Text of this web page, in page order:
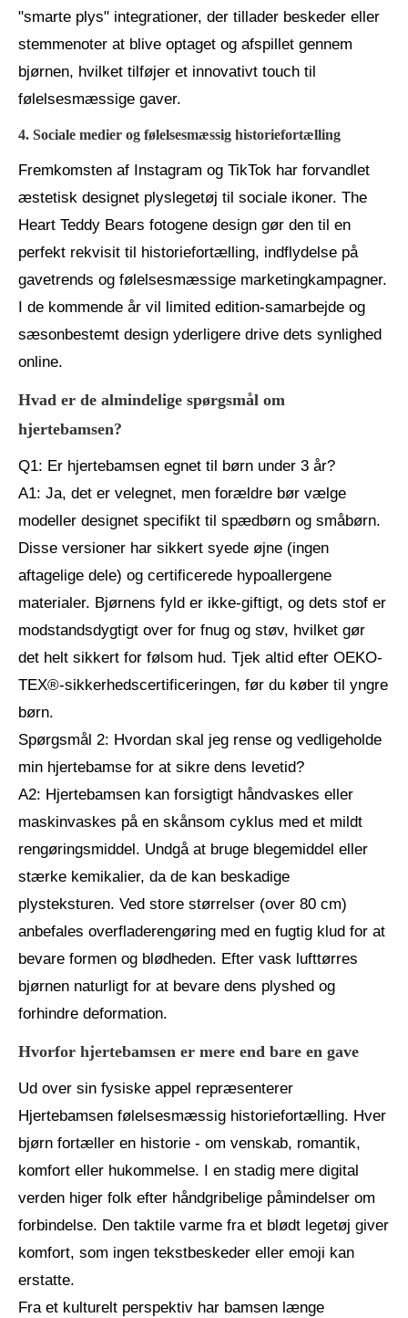
"smarte plys" integrationer, der tillader beskeder eller
stemmenoter at blive optaget og afspillet gennem
bjørnen, hvilket tilføjer et innovativt touch til
følelsesmæssige gaver.
4. Sociale medier og følelsesmæssig historiefortælling
Fremkomsten af ​​Instagram og TikTok har forvandlet
æstetisk designet plyslegetøj til sociale ikoner. The
Heart Teddy Bears fotogene design gør den til en
perfekt rekvisit til historiefortælling, indflydelse på
gavetrends og følelsesmæssige marketingkampagner.
I de kommende år vil limited edition-samarbejde og
sæsonbestemt design yderligere drive dets synlighed
online.
Hvad er de almindelige spørgsmål om
hjertebamsen?
Q1: Er hjertebamsen egnet til børn under 3 år?
A1: Ja, det er velegnet, men forældre bør vælge
modeller designet specifikt til spædbørn og småbørn.
Disse versioner har sikkert syede øjne (ingen
aftagelige dele) og certificerede hypoallergene
materialer. Bjørnens fyld er ikke-giftigt, og dets stof er
modstandsdygtigt over for fnug og støv, hvilket gør
det helt sikkert for følsom hud. Tjek altid efter OEKO-
TEX®-sikkerhedscertificeringen, før du køber til yngre
børn.
Spørgsmål 2: Hvordan skal jeg rense og vedligeholde
min hjertebamse for at sikre dens levetid?
A2: Hjertebamsen kan forsigtigt håndvaskes eller
maskinvaskes på en skånsom cyklus med et mildt
rengøringsmiddel. Undgå at bruge blegemiddel eller
stærke kemikalier, da de kan beskadige
plysteksturen. Ved store størrelser (over 80 cm)
anbefales overfladerengøring med en fugtig klud for at
bevare formen og blødheden. Efter vask lufttørres
bjørnen naturligt for at bevare dens plyshed og
forhindre deformation.
Hvorfor hjertebamsen er mere end bare en gave
Ud over sin fysiske appel repræsenterer
Hjertebamsen følelsesmæssig historiefortælling. Hver
bjørn fortæller en historie - om venskab, romantik,
komfort eller hukommelse. I en stadig mere digital
verden higer folk efter håndgribelige påmindelser om
forbindelse. Den taktile varme fra et blødt legetøj giver
komfort, som ingen tekstbeskeder eller emoji kan
erstatte.
Fra et kulturelt perspektiv har bamsen længe